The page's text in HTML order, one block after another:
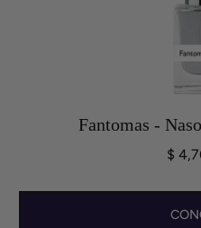
Fantomas -
$